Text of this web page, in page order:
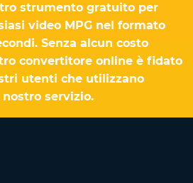
strumento gratuito per
video MPG nel formato
Senza alcun costo
convertitore online è fidato
utenti che utilizzano
servizio.